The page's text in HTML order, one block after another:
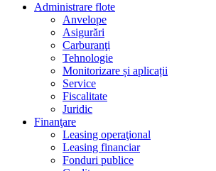
Administrare flote
Anvelope
Asigurări
Carburanţi
Tehnologie
Monitorizare și aplicații
Service
Fiscalitate
Juridic
Finanţare
Leasing operaţional
Leasing financiar
Fonduri publice